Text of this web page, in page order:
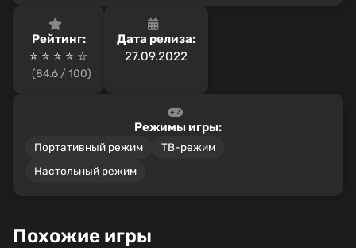
Рейтинг:
⭐ ⭐ ⭐ ⭐ ☆
(84.6 / 100)
Дата релиза:
27.09.2022
Режимы игры:
Портативный режим
ТВ-режим
Настольный режим
Похожие игры